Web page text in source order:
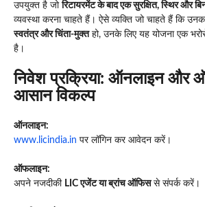
उपयुक्त है जोरिटायरमेंट के बाद एक सुरक्षित, स्थिर और
व्यवस्था करना चाहते हैं। ऐसे व्यक्ति जो चाहते हैं कि
स्वतंत्र और चिंता-मुक्तहो, उनके लिए यह योजना एक
है।
निवेश प्रक्रिया: ऑनलाइन और
आसान विकल्प
ऑनलाइन:
www.licindia.in पर लॉगिन कर आवेदन करें।
ऑफलाइन:
अपने नजदीकी LIC एजेंट या ब्रांच ऑफिससे संपर्क करें।